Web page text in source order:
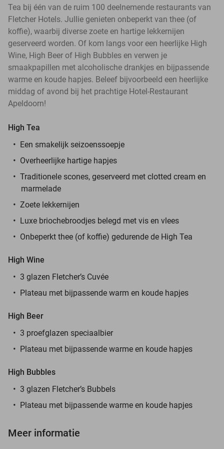
Tea bij één van de ruim 100 deelnemende restaurants van
Fletcher Hotels. Jullie genieten onbeperkt van thee (of
koffie), waarbij diverse zoete en hartige lekkernijen
geserveerd worden. Of kom langs voor een heerlijke High
Wine, High Beer of High Bubbles en verwen je
smaakpapillen met alcoholische drankjes en bijpassende
warme en koude hapjes. Beleef bijvoorbeeld een heerlijke
middag of avond bij het prachtige Hotel-Restaurant
Apeldoorn!
High Tea
Een smakelijk seizoenssoepje
Overheerlijke hartige hapjes
Traditionele scones, geserveerd met clotted cream en
marmelade
Zoete lekkernijen
Luxe briochebroodjes belegd met vis en vlees
Onbeperkt thee (of koffie) gedurende de High Tea
High Wine
3 glazen Fletcher’s Cuvée
Plateau met bijpassende warm en koude hapjes
High Beer
3 proefglazen speciaalbier
Plateau met bijpassende warme en koude hapjes
High Bubbles
3 glazen Fletcher’s Bubbels
Plateau met bijpassende warme en koude hapjes
Meer informatie